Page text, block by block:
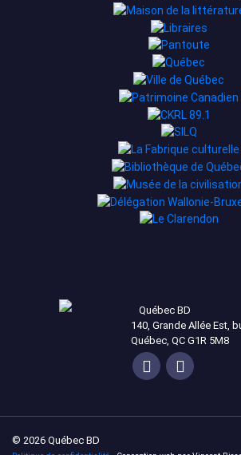
Québec BD
140, Grande Allée Est,
Québec, QC G1R 5M8
© 2026 Québec BD